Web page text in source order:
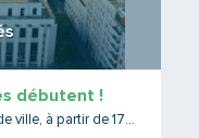
débutent !
Forum d'information le 10/1 à l'Hôtel de ville, à partir de 17h30 !